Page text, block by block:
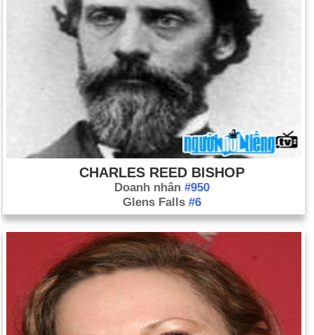
CHARLES REED BISHOP
Doanh nhân #950
Glens Falls #6